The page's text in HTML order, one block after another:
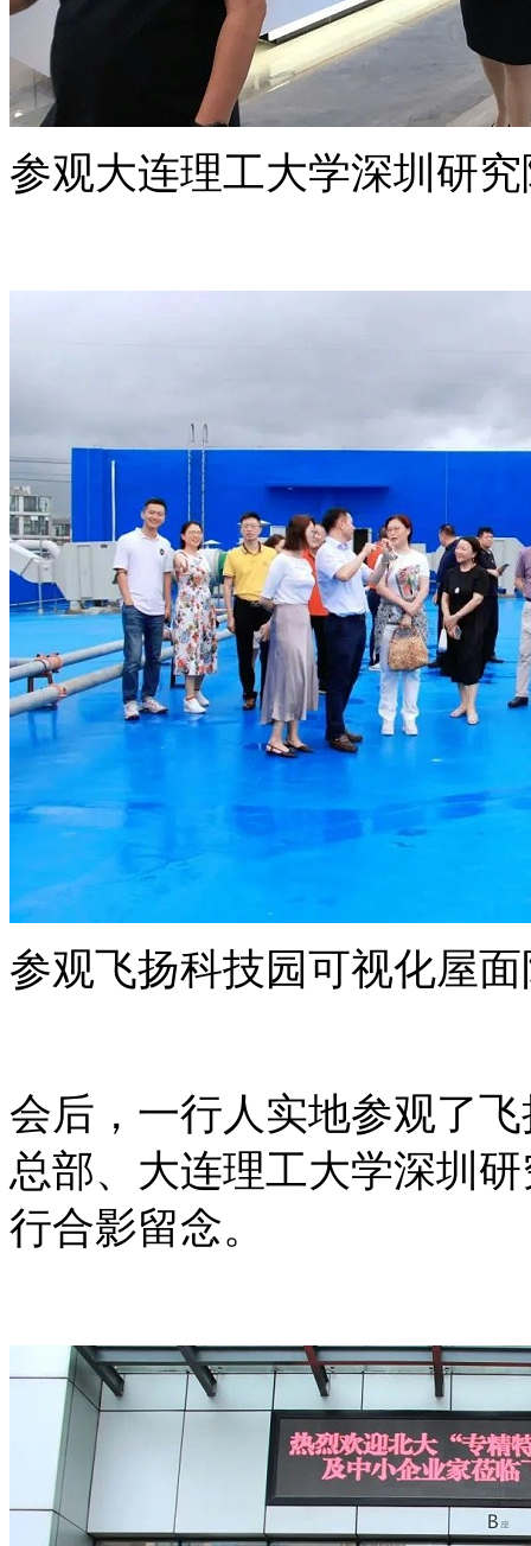
参观大连理工大学深圳研究
参观飞扬科技园可视化屋
会后，一行人实地参观了
总部、大连理工大学深圳
行合影留念。